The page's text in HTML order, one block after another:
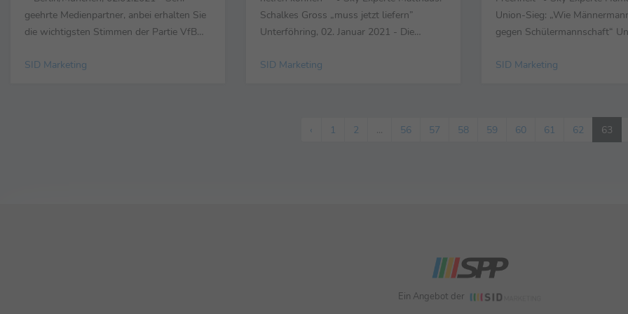
geehrte Medienpartner, anbei erhalten Sie
die wichtigsten Stimmen der Partie VfB
Spieltag der Fußball-Bundesliga
SID Marketing
Schalkes Gross „muss jetzt liefern”
Unterföhring, 02. Januar 2021 - Die
des 14. Spieltages der Fußball-Bundesliga
SID Marketing
Union-Sieg: „Wie
gegen Schülermannschaft“
Stimmen zu den
Sky. Peter Bosz (Trainer Bayer
Leverkusen): „...
SID Marketing
‹ 1 2 ... 56 57 58 59 60 61 62 63
Ein Angebot der